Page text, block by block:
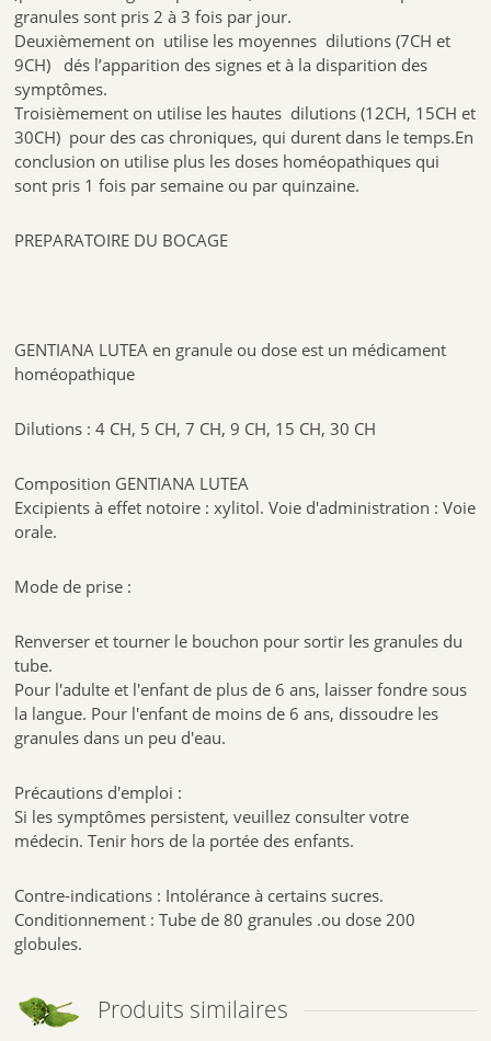
granules sont pris 2 à 3 fois par jour.
Deuxièmement on utilise les moyennes dilutions (7CH et
9CH) dés l’apparition des signes et à la disparition des
symptômes.
Troisièmement on utilise les hautes dilutions (12CH, 15CH et
30CH) pour des cas chroniques, qui durent dans le temps.En
conclusion on utilise plus les doses homéopathiques qui
sont pris 1 fois par semaine ou par quinzaine.
PREPARATOIRE DU BOCAGE
GENTIANA LUTEA en granule ou dose est un médicament
homéopathique
Dilutions : 4 CH, 5 CH, 7 CH, 9 CH, 15 CH, 30 CH
Composition GENTIANA LUTEA
Excipients à effet notoire : xylitol. Voie d'administration : Voie
orale.
Mode de prise :
Renverser et tourner le bouchon pour sortir les granules du
tube.
Pour l'adulte et l'enfant de plus de 6 ans, laisser fondre sous
la langue. Pour l'enfant de moins de 6 ans, dissoudre les
granules dans un peu d'eau.
Précautions d'emploi :
Si les symptômes persistent, veuillez consulter votre
médecin. Tenir hors de la portée des enfants.
Contre-indications : Intolérance à certains sucres.
Conditionnement : Tube de 80 granules .ou dose 200
globules.
Produits similaires